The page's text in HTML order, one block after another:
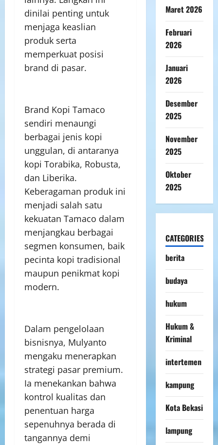
dinilai penting untuk
menjaga keaslian
produk serta
memperkuat posisi
brand di pasar.
Brand Kopi Tamaco
sendiri menaungi
berbagai jenis kopi
unggulan, di antaranya
kopi Torabika, Robusta,
dan Liberika.
Keberagaman produk ini
menjadi salah satu
kekuatan Tamaco dalam
menjangkau berbagai
segmen konsumen, baik
pecinta kopi tradisional
maupun penikmat kopi
modern.
Dalam pengelolaan
bisnisnya, Mulyanto
mengaku menerapkan
strategi pasar premium.
Ia menekankan bahwa
kontrol kualitas dan
penentuan harga
sepenuhnya berada di
tangannya demi
Maret 2026
Februari
2026
Januari
2026
Desember
2025
November
2025
Oktober
2025
CATEGORIES
berita
budaya
hukum
Hukum &
Kriminal
intertemen
kampung
Kota Bekasi
lampung